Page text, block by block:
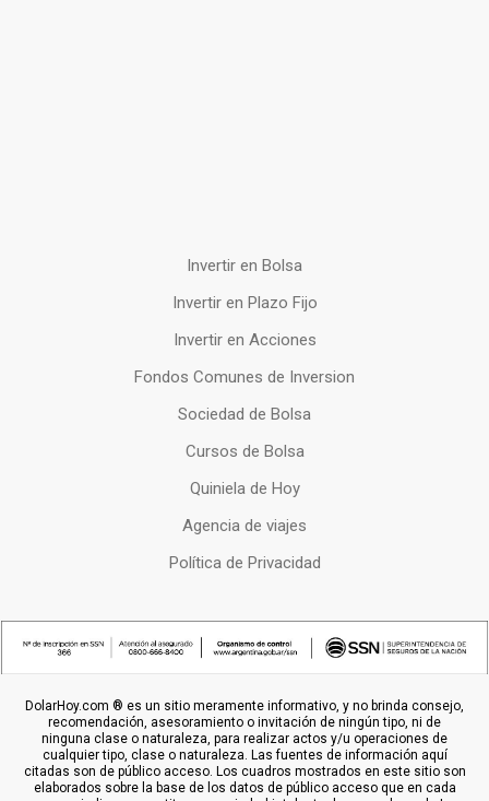
Invertir en Bolsa
Invertir en Plazo Fijo
Invertir en Acciones
Fondos Comunes de Inversion
Sociedad de Bolsa
Cursos de Bolsa
Quiniela de Hoy
Agencia de viajes
Política de Privacidad
DolarHoy.com ® es un sitio meramente informativo, y no brinda consejo,
recomendación, asesoramiento o invitación de ningún tipo, ni de
ninguna clase o naturaleza, para realizar actos y/u operaciones de
cualquier tipo, clase o naturaleza. Las fuentes de información aquí
citadas son de público acceso. Los cuadros mostrados en este sitio son
elaborados sobre la base de los datos de público acceso que en cada